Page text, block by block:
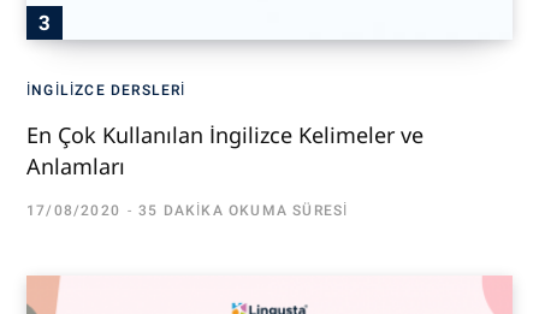
İNGILIZCE DERSLERI
En Çok Kullanılan İngilizce Kelimeler ve
Anlamları
17/08/2020 35 DAKIKA OKUMA SÜRESI